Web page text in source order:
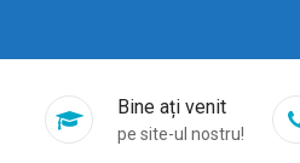
Bine ați venit
pe site-ul nostru!